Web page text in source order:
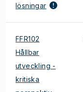
lösningar
FFR102
Hållbar
utveckling -
kritiska